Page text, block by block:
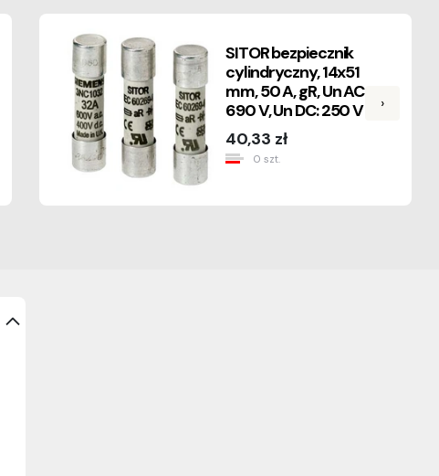
SITOR bezpiecznik
cylindryczny, 14x51
mm, 50 A, gR, Un AC:
690 V, Un DC: 250 V
0 szt.
40,33 zł
›